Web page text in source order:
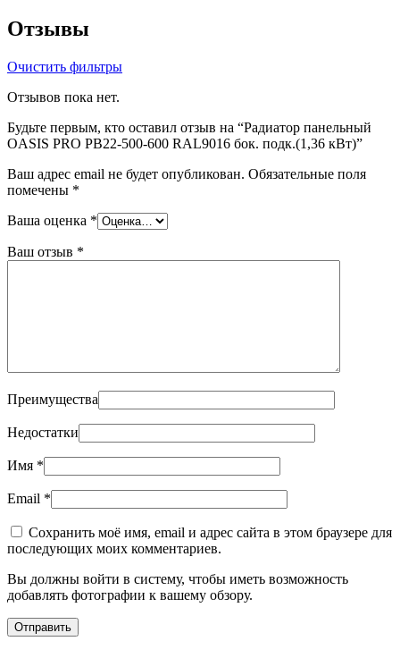
Отзывы
Очистить фильтры
Отзывов пока нет.
Будьте первым, кто оставил отзыв на “Радиатор панельный
OASIS PRO PB22-500-600 RAL9016 бок. подк.(1,36 кВт)”
Ваш адрес email не будет опубликован. Обязательные поля
помечены *
Ваша оценка *
Ваш отзыв *
Преимущества
Недостатки
Имя *
Email *
Сохранить моё имя, email и адрес сайта в этом браузере для
последующих моих комментариев.
Вы должны войти в систему, чтобы иметь возможность
добавлять фотографии к вашему обзору.